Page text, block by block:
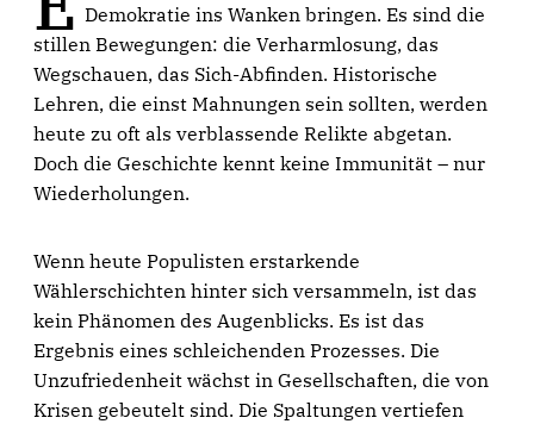
Demokratie ins Wanken bringen. Es sind die
stillen Bewegungen: die Verharmlosung, das
Wegschauen, das Sich-Abfinden. Historische
Lehren, die einst Mahnungen sein sollten, werden
heute zu oft als verblassende Relikte abgetan.
Doch die Geschichte kennt keine Immunität – nur
Wiederholungen.
Wenn heute Populisten erstarkende
Wählerschichten hinter sich versammeln, ist das
kein Phänomen des Augenblicks. Es ist das
Ergebnis eines schleichenden Prozesses. Die
Unzufriedenheit wächst in Gesellschaften, die von
Krisen gebeutelt sind. Die Spaltungen vertiefen